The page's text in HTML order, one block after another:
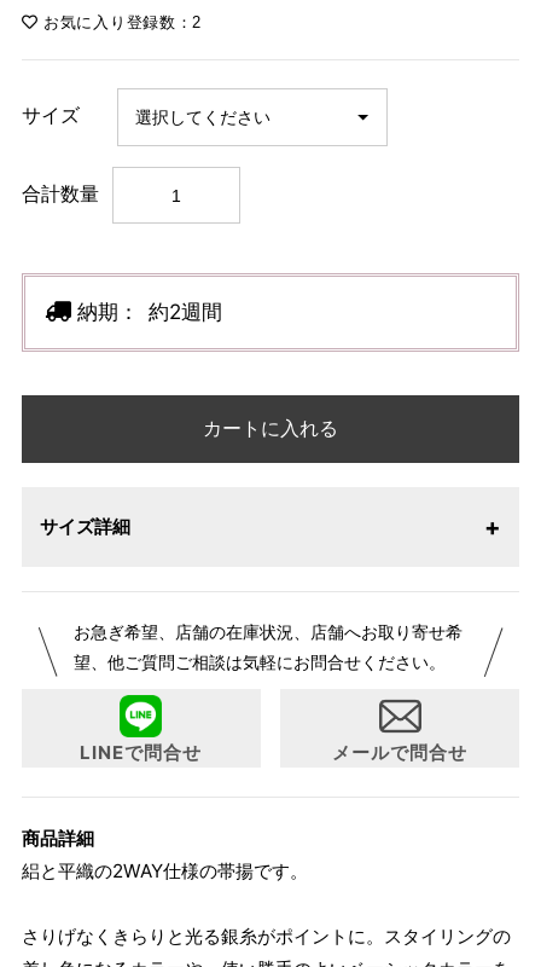
お気に入り登録数：2
サイズ
合計数量
納期： 約2週間
カートに入れる
サイズ詳細
お急ぎ希望、店舗の在庫状況、店舗へお取り寄せ希
望、他ご質問ご相談は気軽にお問合せください。
LINEで問合せ メールで問合せ
商品詳細
絽と平織の2WAY仕様の帯揚です。
さりげなくきらりと光る銀糸がポイントに。スタイリングの